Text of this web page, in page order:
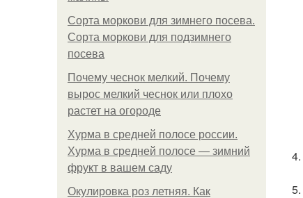
Сорта моркови для зимнего посева.
Сорта моркови для подзимнего
посева
Почему чеснок мелкий. Почему
вырос мелкий чеснок или плохо
растет на огороде
Хурма в средней полосе россии.
Хурма в средней полосе — зимний
фрукт в вашем саду
Окулировка роз летняя. Как